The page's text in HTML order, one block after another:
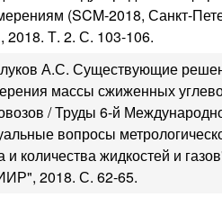
(SCM-2018, Санкт-
Т. 2. С. 103-106.
А.С. Существующие
массы сжиженных
/ Труды 6-й
вопросы
количества жидкостей и
2018. С. 62-65.